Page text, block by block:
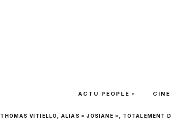
ACTU PEOPLE
THOMAS VITIELLO, ALIAS « JOSIANE », TOTALEMENT